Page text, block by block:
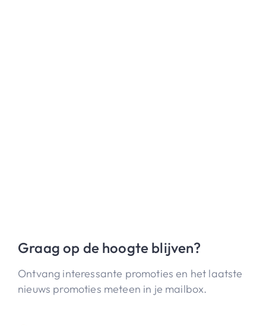
Graag op de hoogte blijven?
Ontvang interessante promoties en het laatste
nieuws promoties meteen in je mailbox.